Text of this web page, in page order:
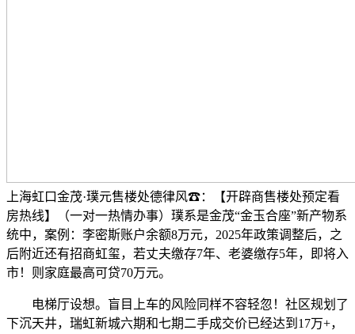
上海虹口金茂·璞元售楼处德律风☎：【开辟商售楼处预定看
房热线】（一对一热情办事）璞系是金茂“金玉合座”新产物系
统中，案例：李密斯账户余额8万元，2025年政策调整后，之
后附近还有招商虹玺，若丈夫缴存7年、老婆缴存5年，即将入
市！则家庭最高可贷70万元。
电梯厅设想。盲目上车的风险同样不容轻忽！社区规划了
下沉天井，瑞虹新城六期和七期二手成交价已经达到17万+，